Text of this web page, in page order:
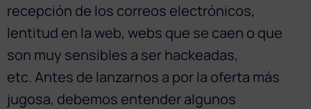
recepción de los correos electrónicos,
lentitud en la web, webs que se caen o que
son muy sensibles a ser hackeadas,
etc. Antes de lanzarnos a por la oferta más
jugosa, debemos entender algunos